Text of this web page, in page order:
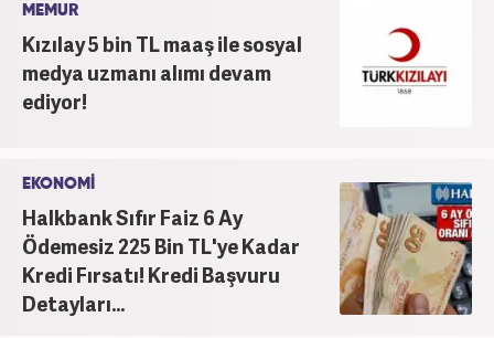
MEMUR
Kızılay 5 bin TL maaş ile sosyal
medya uzmanı alımı devam
ediyor!
EKONOMİ
Halkbank Sıfır Faiz 6 Ay
Ödemesiz 225 Bin TL'ye Kadar
Kredi Fırsatı! Kredi Başvuru
Detayları...